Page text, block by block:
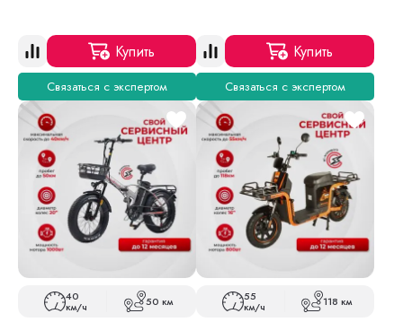
Купить
Связаться с экспертом
Купить
Связаться с экспертом
40
км/ч 50 км 55
км/ч 118 км